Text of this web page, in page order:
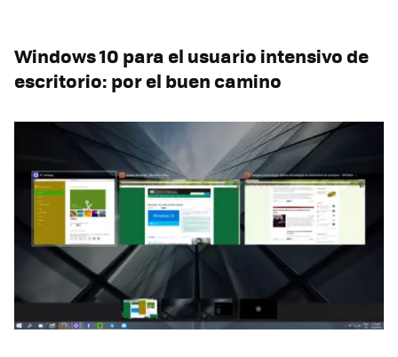
Windows 10 para el usuario intensivo de
escritorio: por el buen camino